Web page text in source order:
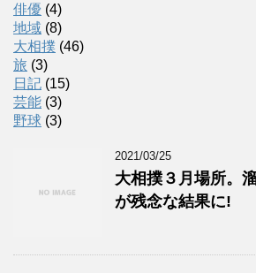
俳優 (4)
地域 (8)
大相撲 (46)
旅 (3)
日記 (15)
芸能 (3)
野球 (3)
2021/03/25
大相撲３月場所。
が残念な結果に!